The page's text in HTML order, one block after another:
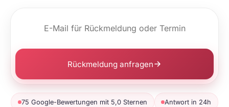
Rückmeldung anfragen
75 Google-Bewertungen mit 5,0 Sternen Antwort in 24h